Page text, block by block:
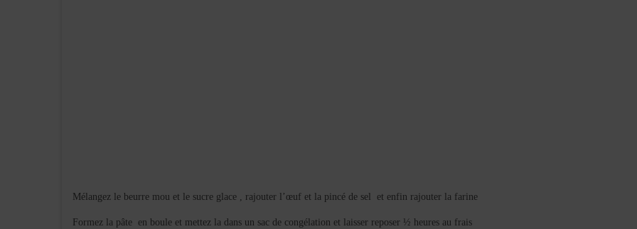
Mélangez le beurre mou et le sucre glace , rajouter l’œuf et la pincé de sel et enfin rajouter la farine
Formez la pâte en boule et mettez la dans un sac de congélation et laisser reposer ½ heures au frais